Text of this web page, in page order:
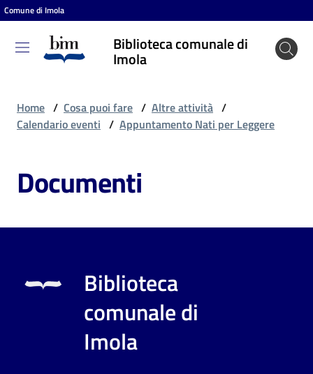
Vai al contenuto
Vai alla navigazione
Vai al footer
Comune di Imola
Biblioteca comunale di
Imola
Biblioteca
comunale
puoi
Home / Cosa puoi fare / Altre attività /
Calendario eventi / Appuntamento Nati per Leggere
Documenti
Biblioteca
comunale di
Imola